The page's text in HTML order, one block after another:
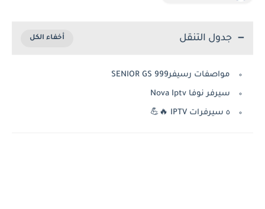
جدول التنقل
مواصفات رسيفرSENIOR GS 999
سيرفر نوفا Nova Iptv
٥ سيرفرات IPTV 🔥💪